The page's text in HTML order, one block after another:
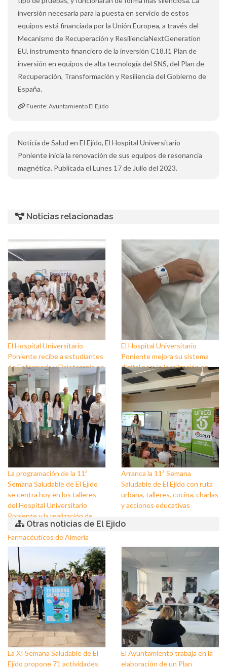
inversión necesaria para la puesta en servicio de estos
equipos está financiada por la Unión Europea, a través del
Mecanismo de Recuperación y ResilienciaNextGeneration
EU, instrumento financiero de la inversión C18.I1 Plan de
inversión en equipos de alta tecnología del SNS, del Plan de
Recuperación, Transformación y Resiliencia del Gobierno de
España.
Fuente: Ayuntamiento El Ejido
Noticia de Salud en El Ejido, El Hospital Universitario
Poniente inicia la renovación de sus equipos de resonancia
magnética. Publicada el Lunes 17 de Julio del 2023.
Noticias relacionadas
El Hospital Universitario
Poniente recibe a estudiantes
de Enfermería y Fisioterapia en
prácticas
El Hospital Universitario
Poniente mejora su sistema
digital para la localización en
tiempo real de pacientes del
Área Quirúrgica
La programación de la 11ª
Semana Saludable de El Ejido
se centra hoy en los talleres
del Hospital Universitario
Poniente y la realización de
pruebas del Colegio de
Farmacéuticos de Almería
Arranca la 11ª Semana
Saludable de El Ejido con ruta
urbana, talleres, cocina, charlas
y acciones educativas
Otras noticias de El Ejido
La XI Semana Saludable de El
Ejido propone 71 actividades
El Ayuntamiento trabaja en la
elaboración de un Plan